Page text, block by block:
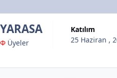
YARASA
ΦÜyeler
Katılım
25 Haziran ,